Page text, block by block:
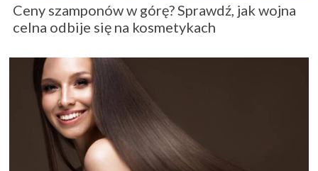
Ceny szamponów w górę? Sprawdź, jak wojna
celna odbije się na kosmetykach